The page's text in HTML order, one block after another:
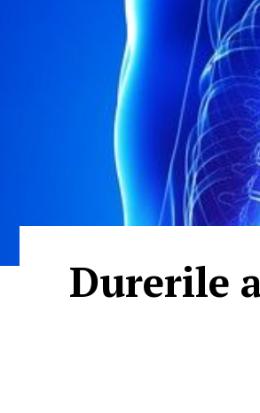
Durerile